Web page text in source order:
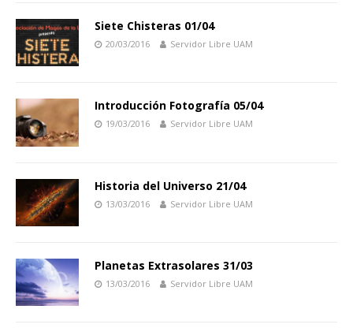
Siete Chisteras 01/04
20/03/2016 Servidor Libre UAM
Introducción Fotografía 05/04
19/03/2016 Servidor Libre UAM
Historia del Universo 21/04
13/03/2016 Servidor Libre UAM
Planetas Extrasolares 31/03
13/03/2016 Servidor Libre UAM